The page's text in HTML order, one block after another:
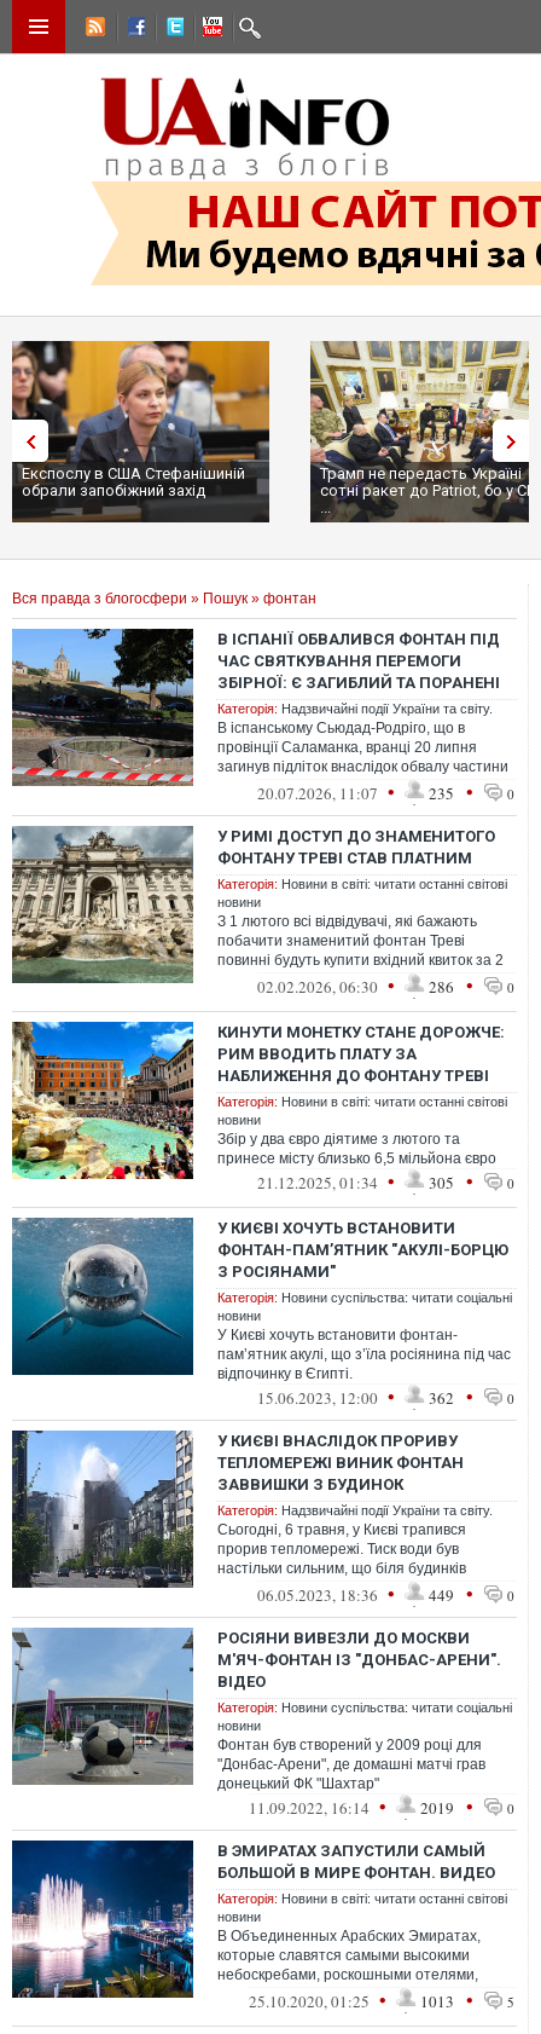
Експослу в США Стефанішиній
обрали запобіжний захід
Трамп не передасть Україні
сотні ракет до Patriot, бо у
...
Вся правда з блогосфери » Пошук » фонтан
В ІСПАНІЇ ОБВАЛИВСЯ ФОНТАН ПІД
ЧАС СВЯТКУВАННЯ ПЕРЕМОГИ
ЗБІРНОЇ: Є ЗАГИБЛИЙ ТА ПОРАНЕНІ
Категорія: Надзвичайні події України та світу.
В іспанському Сьюдад-Родріго, що в
провінції Саламанка, вранці 20 липня
загинув підліток внаслідок обвалу частини
фонтану під час святкування перемоги...
20.07.2026, 11:07 • 235 • 0
У РИМІ ДОСТУП ДО ЗНАМЕНИТОГО
ФОНТАНУ ТРЕВІ СТАВ ПЛАТНИМ
Категорія: Новини в світі: читати останні світові
новини
З 1 лютого всі відвідувачі, які бажають
побачити знаменитий фонтан Треві
повинні будуть купити вхідний квиток за 2
02.02.2026, 06:30 • 286 • 0
КИНУТИ МОНЕТКУ СТАНЕ ДОРОЖЧЕ:
РИМ ВВОДИТЬ ПЛАТУ ЗА
НАБЛИЖЕННЯ ДО ФОНТАНУ ТРЕВІ
Категорія: Новини в світі: читати останні світові
новини
Збір у два євро діятиме з лютого та
принесе місту близько 6,5 мільйона євро
21.12.2025, 01:34 • 305 • 0
У КИЄВІ ХОЧУТЬ ВСТАНОВИТИ
ФОНТАН-ПАМ’ЯТНИК "АКУЛІ-БОРЦЮ
З РОСІЯНАМИ"
Категорія: Новини суспільства: читати соціальні
новини
У Києві хочуть встановити фонтан-
пам’ятник акулі, що з’їла росіянина під час
відпочинку в Єгипті.
15.06.2023, 12:00 • 362 • 0
У КИЄВІ ВНАСЛІДОК ПРОРИВУ
ТЕПЛОМЕРЕЖІ ВИНИК ФОНТАН
ЗАВВИШКИ З БУДИНОК
Категорія: Надзвичайні події України та світу.
Сьогодні, 6 травня, у Києві трапився
прорив тепломережі. Тиск води був
настільки сильним, що біля будинків
утворився величезний фонтан заввишки з
06.05.2023, 18:36 • 449 • 0
РОСІЯНИ ВИВЕЗЛИ ДО МОСКВИ
М'ЯЧ-ФОНТАН ІЗ "ДОНБАС-АРЕНИ".
ВІДЕО
Категорія: Новини суспільства: читати соціальні
новини
Фонтан був створений у 2009 році для
"Донбас-Арени", де домашні матчі грав
донецький ФК "Шахтар"
11.09.2022, 16:14 • 2019 • 0
В ЭМИРАТАХ ЗАПУСТИЛИ САМЫЙ
БОЛЬШОЙ В МИРЕ ФОНТАН. ВИДЕО
Категорія: Новини в світі: читати останні світові
новини
В Объединенных Арабских Эмиратах,
которые славятся самыми высокими
небоскребами, роскошными отелями,
искусственными островами, появился
самый большой ...
25.10.2020, 01:25 • 1013 • 5